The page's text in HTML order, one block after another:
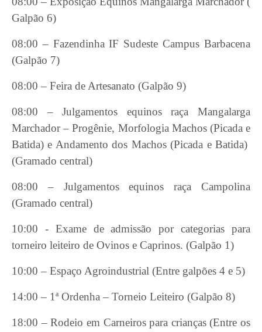
Galpão 6)
08:00 – Fazendinha IF Sudeste Campus Barbacena
(Galpão 7)
08:00 – Feira de Artesanato (Galpão 9)
08:00 – Julgamentos equinos raça Mangalarga
Marchador – Progênie, Morfologia Machos (Picada e
Batida) e Andamento dos Machos (Picada e Batida)
(Gramado central)
08:00 – Julgamentos equinos raça Campolina
(Gramado central)
10:00 - Exame de admissão por categorias para
torneiro leiteiro de Ovinos e Caprinos. (Galpão 1)
10:00 – Espaço Agroindustrial (Entre galpões 4 e 5)
14:00 – 1ª Ordenha – Torneio Leiteiro (Galpão 8)
18:00 – Rodeio em Carneiros para crianças (Entre os